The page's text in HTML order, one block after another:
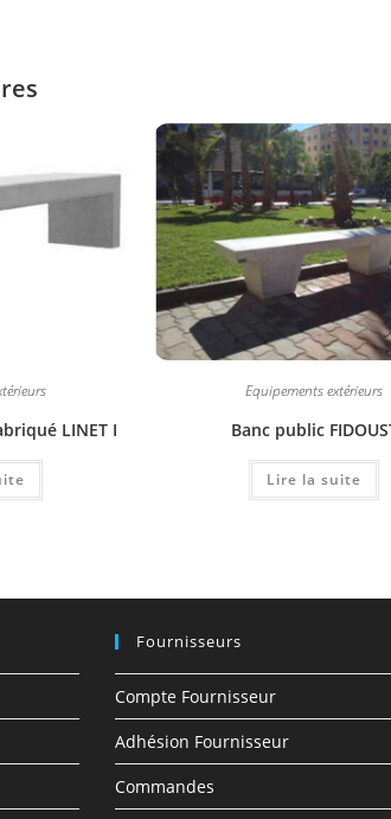
LINET I
Equipements extérieurs
Banc public
Lire la suite
Fournisseurs
Compte Fournisseur
Adhésion Fournisseur
Commandes